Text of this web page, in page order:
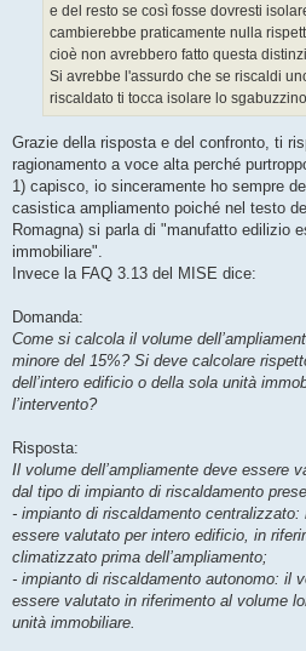
e del resto se così fosse dovresti
cambierebbe praticamente nulla
cioè non avrebbero fatto questa
Si avrebbe l'assurdo che se riscaldi
riscaldato ti tocca isolare lo
Grazie della risposta e del confronto, ti
ragionamento a voce alta perché
1) capisco, io sinceramente ho sempre
casistica ampliamento poiché nel testo
Romagna) si parla di "manufatto edilizio
immobiliare".
Invece la FAQ 3.13 del MISE dice:
Domanda:
Come si calcola il volume
minore del 15%? Si deve calcolare
dell’intero edificio o della sola unità
l’intervento?
Risposta:
Il volume dell’ampliamente deve essere
dal tipo di impianto di riscaldamento
- impianto di riscaldamento centralizzato:
essere valutato per intero edificio, in
climatizzato prima dell’ampliamento;
- impianto di riscaldamento autonomo: il
essere valutato in riferimento al volume
unità immobiliare.